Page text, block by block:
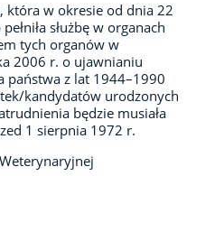
która w okresie od dnia 22
służbę w organach
tych organów w
2006 r. o ujawnianiu
państwa z lat 1944–1990
kandydatów urodzonych
będzie musiała
1 sierpnia 1972 r.